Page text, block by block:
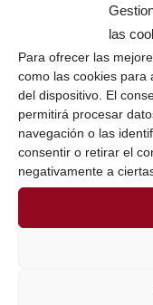
las
Para ofrecer las
como las cookies para
del dispositivo. El
permitirá procesar
navegación o las
consentir o retirar el
negativamente a
descansa en la
opinión. Soy yo
el límite. "Y si
26 noviembre,